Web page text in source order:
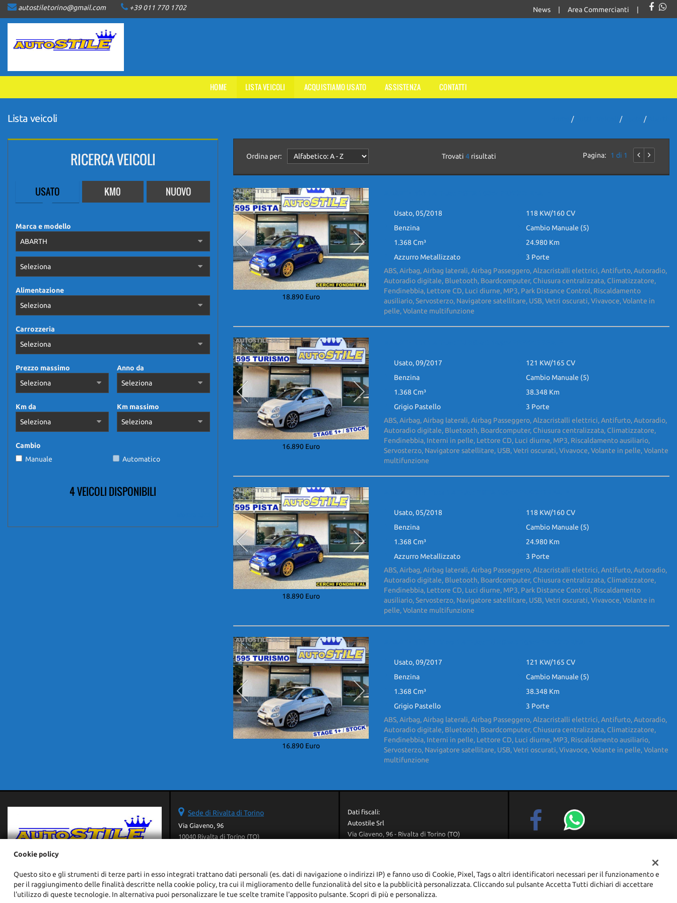
HOME
LISTA VEICOLI
ACQUISTIAMO USATO
AREA COMMERCIANTI
autostiletorino@gmail.com +39 011 770 1702 News Area Commercianti
HOME LISTA VEICOLI ACQUISTIAMO USATO ASSISTENZA CONTATTI
Lista veicoli / / /
RICERCA VEICOLI
USATO KM0 NUOVO
Marca e modello
Alimentazione
Carrozzeria
Prezzo massimo Anno da
Km da Km massimo
Cambio
Manuale
Automatico
4 VEICOLI DISPONIBILI
Ordina per: Trovati4 risultati Pagina: 1 di 1
18.890 Euro
Usato, 05/2018
118 KW/160 CV
Benzina
Cambio Manuale (5)
1.368 Cm³
24.980 Km
Azzurro Metallizzato
3 Porte
ABS, Airbag, Airbag laterali, Airbag Passeggero, Alzacristalli elettrici, Antifurto, Autoradio,
Autoradio digitale, Bluetooth, Boardcomputer, Chiusura centralizzata, Climatizzatore,
Fendinebbia, Lettore CD, Luci diurne, MP3, Park Distance Control, Riscaldamento
ausiliario, Servosterzo, Navigatore satellitare, USB, Vetri oscurati, Vivavoce, Volante in
pelle, Volante multifunzione
16.890 Euro
Usato, 09/2017
121 KW/165 CV
Benzina
Cambio Manuale (5)
1.368 Cm³
38.348 Km
Grigio Pastello
3 Porte
ABS, Airbag, Airbag laterali, Airbag Passeggero, Alzacristalli elettrici, Antifurto, Autoradio,
Autoradio digitale, Bluetooth, Boardcomputer, Chiusura centralizzata, Climatizzatore,
Fendinebbia, Interni in pelle, Lettore CD, Luci diurne, MP3, Riscaldamento ausiliario,
Servosterzo, Navigatore satellitare, USB, Vetri oscurati, Vivavoce, Volante in pelle, Volante
multifunzione
18.890 Euro
Usato, 05/2018
118 KW/160 CV
Benzina
Cambio Manuale (5)
1.368 Cm³
24.980 Km
Azzurro Metallizzato
3 Porte
ABS, Airbag, Airbag laterali, Airbag Passeggero, Alzacristalli elettrici, Antifurto, Autoradio,
Autoradio digitale, Bluetooth, Boardcomputer, Chiusura centralizzata, Climatizzatore,
Fendinebbia, Lettore CD, Luci diurne, MP3, Park Distance Control, Riscaldamento
ausiliario, Servosterzo, Navigatore satellitare, USB, Vetri oscurati, Vivavoce, Volante in
pelle, Volante multifunzione
16.890 Euro
Usato, 09/2017
121 KW/165 CV
Benzina
Cambio Manuale (5)
1.368 Cm³
38.348 Km
Grigio Pastello
3 Porte
ABS, Airbag, Airbag laterali, Airbag Passeggero, Alzacristalli elettrici, Antifurto, Autoradio,
Autoradio digitale, Bluetooth, Boardcomputer, Chiusura centralizzata, Climatizzatore,
Fendinebbia, Interni in pelle, Lettore CD, Luci diurne, MP3, Riscaldamento ausiliario,
Servosterzo, Navigatore satellitare, USB, Vetri oscurati, Vivavoce, Volante in pelle, Volante
multifunzione
Sede di Rivalta di Torino
Via Giaveno, 96
10040 Rivalta di Torino (TO)
+39 011 707 8237
Email:
autostiletorino@gmail.com
Indicazioni stradali
Dati fiscali:
Autostile Srl
Via Giaveno, 96 - Rivalta di Torino (TO)
Cookie policy
Questo sito e gli strumenti di terze parti in esso integrati trattano dati personali (es. dati di navigazione o indirizzi IP) e fanno uso di Cookie, Pixel, Tags o altri identificatori necessari per il funzionamento e
per il raggiungimento delle finalità descritte nella cookie policy, tra cui il miglioramento delle funzionalità del sito e la pubblicità personalizzata. Cliccando sul pulsante Accetta Tutti dichiari di accettare
l'utilizzo di queste tecnologie. In alternativa puoi personalizzare le tue scelte tramite l'apposito pulsante. Scopri di più e personalizza.